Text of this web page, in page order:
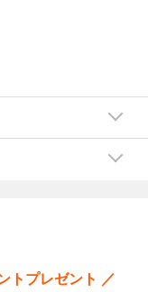
トプレゼント ／